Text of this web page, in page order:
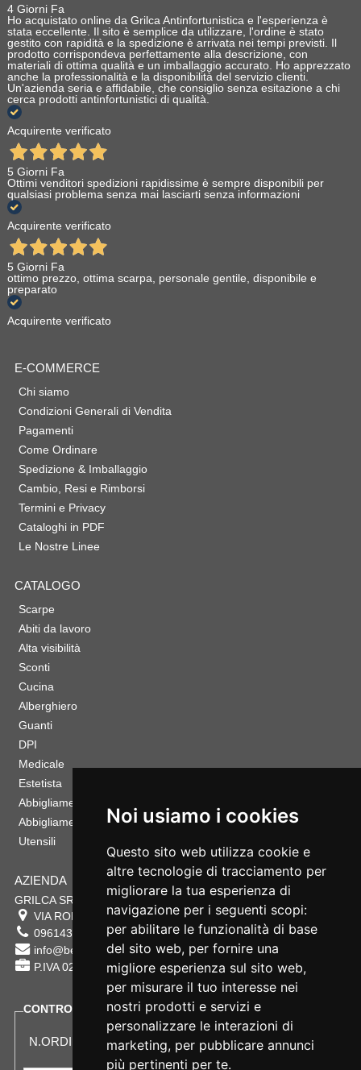
Noi usiamo i cookies
Questo sito web utilizza cookie e
altre tecnologie di tracciamento per
migliorare la tua esperienza di
navigazione per i seguenti scopi:
per abilitare le funzionalità di base
del sito web, per fornire una
migliore esperienza sul sito web,
per misurare il tuo interesse nei
nostri prodotti e servizi e
personalizzare le interazioni di
marketing, per pubblicare annunci
più pertinenti per te.
4 Giorni Fa
Ho acquistato online da Grilca Antinfortunistica e l'esperienza è
stata eccellente. Il sito è semplice da utilizzare, l'ordine è stato
gestito con rapidità e la spedizione è arrivata nei tempi previsti. Il
prodotto corrispondeva perfettamente alla descrizione, con
materiali di ottima qualità e un imballaggio accurato. Ho apprezzato
anche la professionalità e la disponibilità del servizio clienti.
Un'azienda seria e affidabile, che consiglio senza esitazione a chi
cerca prodotti antinfortunistici di qualità.
Acquirente verificato
5 Giorni Fa
Ottimi venditori spedizioni rapidissime è sempre disponibili per
qualsiasi problema senza mai lasciarti senza informazioni
Acquirente verificato
5 Giorni Fa
ottimo prezzo, ottima scarpa, personale gentile, disponibile e
preparato
Acquirente verificato
E-COMMERCE
Chi siamo
Condizioni Generali di Vendita
Pagamenti
Come Ordinare
Spedizione & Imballaggio
Cambio, Resi e Rimborsi
Termini e Privacy
Cataloghi in PDF
Le Nostre Linee
CATALOGO
Scarpe
Abiti da lavoro
Alta visibilità
Sconti
Cucina
Alberghiero
Guanti
DPI
Medicale
Estetista
Abbigliamento Sportivo
Abbigliamento Bambino
Utensili
AZIENDA
GRILCA SRL
VIA ROMA 180 88054 SERSALE CZ
0961432177
info@bestsafety.it
P.IVA 02342180797
CONTROLLA LO STATO DEL TUO ORDINE
N.ORDINE: